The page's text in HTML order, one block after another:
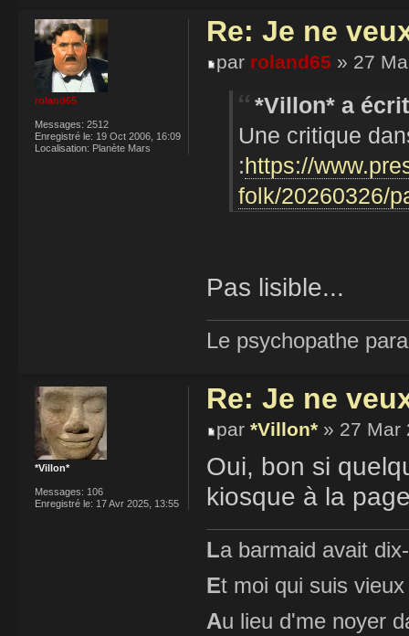
Re: Je ne
par roland65 » 27
*Villon* a
Une critique
:https://
folk/20260326/
Pas lisible...
Le psychopathe
roland65
Messages: 2512
Enregistré le: 19 Oct 2006, 16:09
Localisation: Planète Mars
Re: Je ne
par *Villon* » 27 Mar
Oui, bon si
kiosque à la
La barmaid avait
Et moi qui suis
Au lieu d'me noyer
*Villon*
Messages: 106
Enregistré le: 17 Avr 2025, 13:55